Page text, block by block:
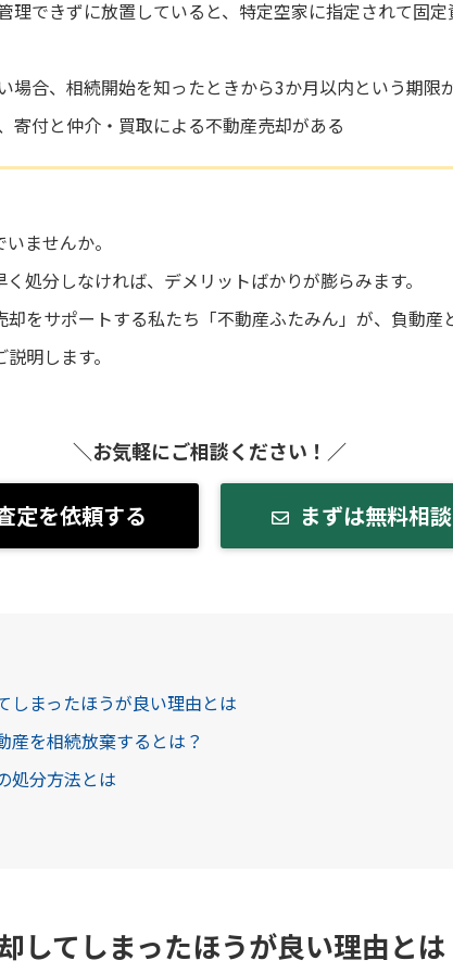
できずに放置していると、特定空家に指定されて固
合、相続開始を知ったときから3か月以内という期限
付と仲介・買取による不動産売却がある
ませんか。
処分しなければ、デメリットばかりが膨らみます。
をサポートする私たち「不動産ふたみん」が、負動
明します。
＼お気軽にご相談ください！／
定を依頼する まずは無料相
しまったほうが良い理由とは
産を相続放棄するとは？
処分方法とは
してしまったほうが良い理由とは